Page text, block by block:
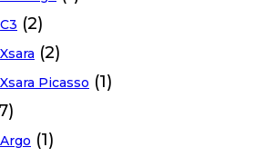
C3 (2)
Xsara (2)
Xsara Picasso (1)
Argo (1)